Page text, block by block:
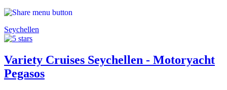
Seychellen
Variety Cruises Seychellen - Motoryacht
Pegasos